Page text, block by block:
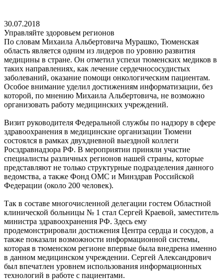
30.07.2018
Управляйте здоровьем регионов
По словам Михаила Альбертовича Мурашко, Тюменская
область является одним из лидеров по уровню развития
медицины в стране. Он отметил успехи тюменских медиков в
таких направлениях, как лечение сердечнососудистых
заболеваний, оказание помощи онкологическим пациентам.
Особое внимание уделил достижениям информатизации, без
которой, по мнению Михаила Альбертовича, не возможно
организовать работу медицинских учреждений.
Визит руководителя Федеральной службы по надзору в сфере
здравоохранения в медицинские организации Тюмени
состоялся в рамках двухдневной выездной коллеги
Росздравнадзора РФ. В мероприятии приняли участие
специалисты различных регионов нашей страны, которые
представляют не только структурные подразделения данного
ведомства, а также Фонд ОМС и Минздрав Российской
Федерации (около 200 человек).
Так в составе многочисленной делегации гостем Областной
клинической больницы № 1 стал Сергей Краевой, заместитель
министра здравоохранения РФ. Здесь ему
продемонстрировали достижения Центра сердца и сосудов, а
также показали возможности информационной системы,
которая в тюменском регионе впервые была внедрена именно
в данном медицинском учреждении. Сергей Александрович
был впечатлен уровнем использования информационных
технологий в работе с пациентами.